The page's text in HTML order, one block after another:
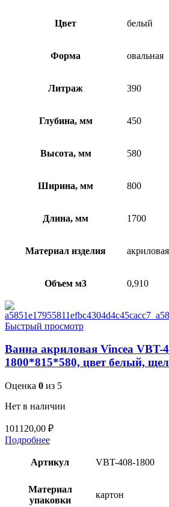
Цвет белый
Форма овальная
Литраж 390
Глубина, мм 450
Высота, мм 580
Ширина, мм 800
Длина, мм 1700
Материал изделия акриловая
Объем м3 0,910
Быстрый просмотр
Ванна акриловая Vincea VBT-
1800*815*580, цвет белый,
Оценка 0 из 5
Нет в наличии
101120,00 ₽
Подробнее
Артикул VBT-408-1800
Материал
упаковки
картон